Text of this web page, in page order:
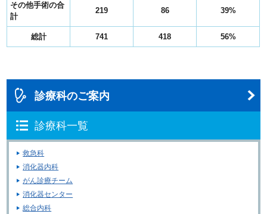
その他手術の合
計
219 86 39%
総計 741 418 56%
診療科のご案内
診療科一覧
救急科
消化器内科
がん診療チーム
消化器センター
総合内科